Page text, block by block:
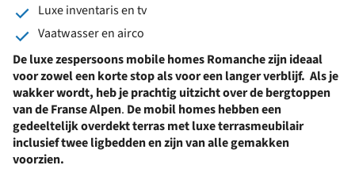
Luxe inventaris en tv
Vaatwasser en airco
De luxe zespersoons mobile homes Romanche zijn ideaal
voor zowel een korte stop als voor een langer verblijf. Als je
wakker wordt, heb je prachtig uitzicht over de bergtoppen
van de Franse Alpen. De mobil homes hebben een
gedeeltelijk overdekt terras met luxe terrasmeubilair
inclusief twee ligbedden en zijn van alle gemakken
voorzien.